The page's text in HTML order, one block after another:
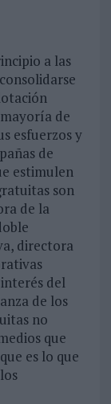
a las
de
esfuerzos y
de
estimulen
son
de la
directora
del
de los
no
que
es lo que